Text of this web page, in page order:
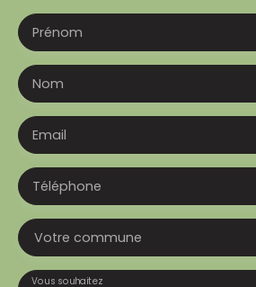
Prénom
Nom
Email
Téléphone
Votre commune
Vous souhaitez